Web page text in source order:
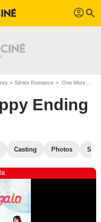
profil search
Séries Romance One More Happy Ending
Ending
Casting Photos